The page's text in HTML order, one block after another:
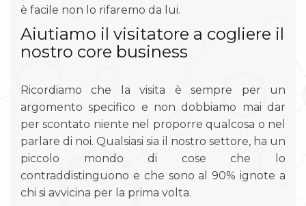
è facile non lo rifaremo da lui.
Aiutiamo il visitatore a cogliere il
nostro core business
Ricordiamo che la visita è sempre per un
argomento specifico e non dobbiamo mai dar
per scontato niente nel proporre qualcosa o nel
parlare di noi. Qualsiasi sia il nostro settore, ha un
piccolo mondo di cose che lo
contraddistinguono e che sono al 90% ignote a
chi si avvicina per la prima volta.